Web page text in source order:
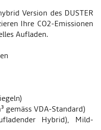
Version des DUSTER
Ihre CO2-Emissionen
Aufladen.
gemäss VDA-Standard)
Hybrid), Mild-